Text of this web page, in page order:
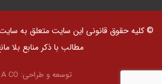
© کلیه حقوق قانونی این سایت متعلق به سایت
مطالب با ذکر منابع بلا
توسعه و طراحی: CO